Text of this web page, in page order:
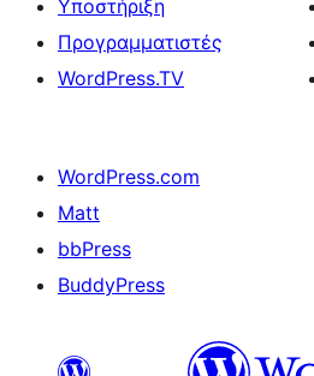
Υποστήριξη
Προγραμματιστές
WordPress.TV
WordPress.com
Matt
bbPress
BuddyPress